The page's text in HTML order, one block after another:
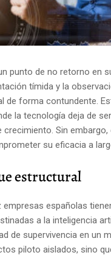
punto de no retorno en
tímida y la
de forma contundente.
la tecnología deja de
Sin
su eficacia a
estructural
españolas
a la inteligencia
de supervivencia en un
piloto aislados, sino